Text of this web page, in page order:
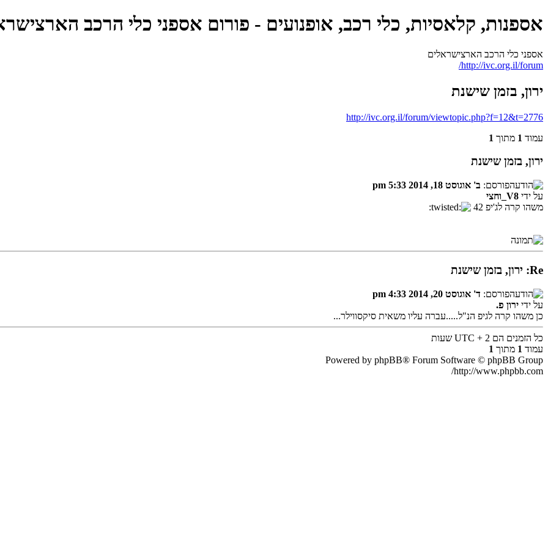
אספנות, קלאסיות, כלי רכב, אופנועים - פורום אספני כלי הרכב
אספני כלי הרכב הארצישראלים
http://ivc.org.il/forum/
ירון, בזמן שישנת
http://ivc.org.il/forum/viewtopic.php?f=12&t=2776
עמוד 1 מתוך 1
ירון, בזמן שישנת
פורסם: ב' אוגוסט 18, 2014 5:33 pm
על ידי V8_וחצי
משהו קרה לג'יפ 42
Re: ירון, בזמן שישנת
פורסם: ד' אוגוסט 20, 2014 4:33 pm
על ידי ירון פ.
כן משהו קרה לגיפ הנ"ל.....עברה עליו משאית סיקסווילר...
כל הזמנים הם UTC + 2 שעות
עמוד 1 מתוך 1
Powered by phpBB® Forum Software © phpBB Group
http://www.phpbb.com/